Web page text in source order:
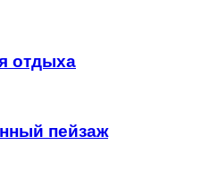
отдыха
пейзаж